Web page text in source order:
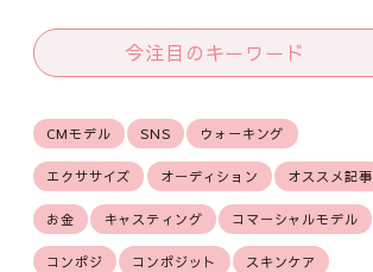
今注目のキーワード
CMモデル SNS ウォーキング
エクササイズ オーディション オススメ記事
お金 キャスティング コマーシャルモデル
コンポジ コンポジット スキンケア